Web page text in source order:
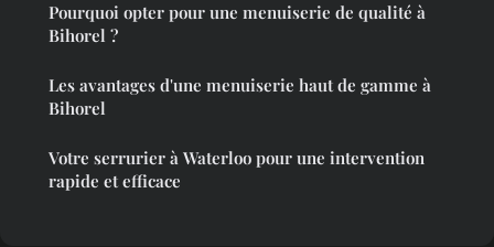
Pourquoi opter pour une menuiserie de qualité à
Bihorel ?
Les avantages d'une menuiserie haut de gamme à
Bihorel
Votre serrurier à Waterloo pour une intervention
rapide et efficace